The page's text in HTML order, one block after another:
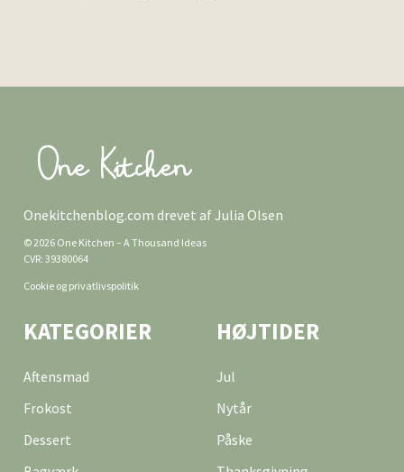
Onekitchenblog.com drevet af Julia Olsen
© 2026 One Kitchen – A Thousand Ideas
CVR: 39380064
Cookie og privatlivspolitik
KATEGORIER
Aftensmad
Frokost
Dessert
HØJTIDER
Jul
Nytår
Påske